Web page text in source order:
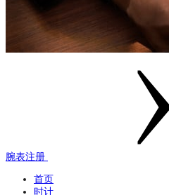
腕表注册
首页
时计